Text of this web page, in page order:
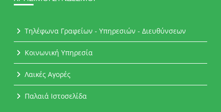
Τηλέφωνα Γραφείων - Υπηρεσιών - Διευθύνσεων
Κοινωνική Υπηρεσία
Λαικές Αγορές
Παλαιά Ιστοσελίδα